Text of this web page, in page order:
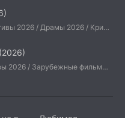
Боевики 2026 / Детективы 2026 / Драмы 2026 / Криминальные фильмы 2026 / Триллеры 2026 / Зарубежные фильмы 2026 / Американские фильмы / Фильмы 2026
Драмы 2026 / Триллеры 2026 / Зарубежные фильмы 2026 / Американские фильмы / Фильмы 2026